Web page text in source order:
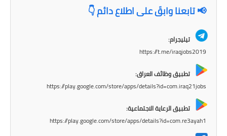
مرشحات
📢 تابعنا وابقَ على اطلاع دائم 👇
تيليجرام:
https://t.me/iraqjobs2019
تطبيق وظائف العراق:
https://play.google.com/store/apps/details?id=com.iraq21jobs
تطبيق الرعاية الاجتماعية:
https://play.google.com/store/apps/details?id=com.re3ayah1